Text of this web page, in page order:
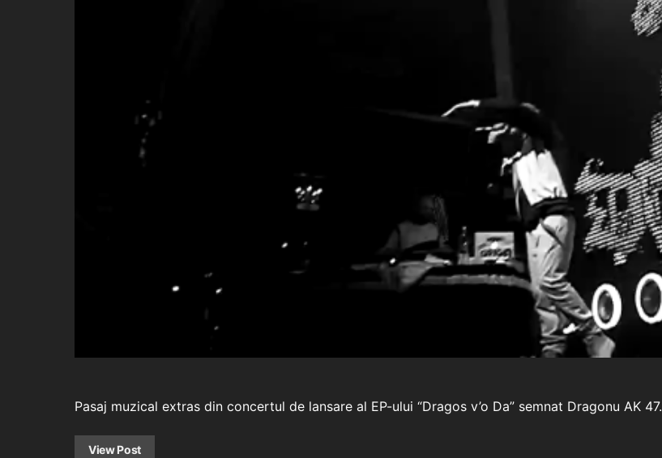
Pasaj muzical extras din concertul de lansare al EP-ului “Dragos v’o Da” semnat Dragonu AK 47.
View Post